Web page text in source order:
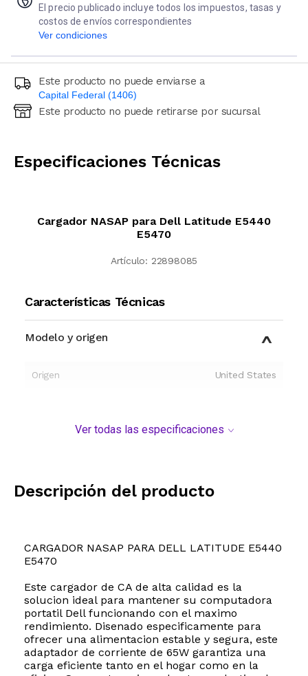
El precio publicado incluye todos los impuestos, tasas y
costos de envíos correspondientes
Ver condiciones
Este producto no puede enviarse a
Capital Federal (1406)
Ingresá código postal (sólo números)
Este producto no puede retirarse por sucursal
Especificaciones Técnicas
Cargador NASAP para Dell Latitude E5440
E5470
Artículo: 22898085
Características Técnicas
Modelo y origen
Origen United States
Ver todas las especificaciones
Descripción del producto
CARGADOR NASAP PARA DELL LATITUDE E5440
E5470
Este cargador de CA de alta calidad es la
solucion ideal para mantener su computadora
portatil Dell funcionando con el maximo
rendimiento. Disenado especificamente para
ofrecer una alimentacion estable y segura, este
adaptador de corriente de 65W garantiza una
carga eficiente tanto en el hogar como en la